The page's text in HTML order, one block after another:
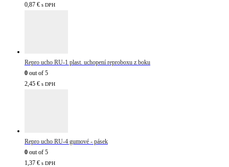
0,87 € s DPH
Repro ucho RU-1 plast. uchopení reproboxu z boku
0 out of 5
2,45 € s DPH
Repro ucho RU-4 gumové - pásek
0 out of 5
1,37 € s DPH